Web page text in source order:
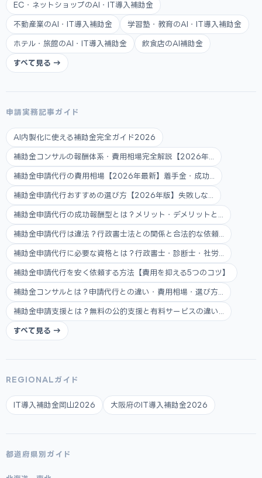
EC・ネットショップのAI・IT導入補助金
不動産業のAI・IT導入補助金 学習塾・教育のAI・IT導入補助金
ホテル・旅館のAI・IT導入補助金 飲食店のAI補助金
すべて見る →
申請実務記事ガイド
AI内製化に使える補助金完全ガイド2026
補助金コンサルの報酬体系・費用相場完全解説【2026年...
補助金申請代行の費用相場【2026年最新】着手金・成功...
補助金申請代行おすすめの選び方【2026年版】失敗しな...
補助金申請代行の成功報酬型とは？メリット・デメリットと...
補助金申請代行は違法？行政書士法との関係と合法的な依頼...
補助金申請代行に必要な資格とは？行政書士・診断士・社労...
補助金申請代行を安く依頼する方法【費用を抑える5つのコツ】
補助金コンサルとは？申請代行との違い・費用相場・選び方...
補助金申請支援とは？無料の公的支援と有料サービスの違い...
すべて見る →
REGIONALガイド
IT導入補助金岡山2026 大阪府のIT導入補助金2026
都道府県別ガイド